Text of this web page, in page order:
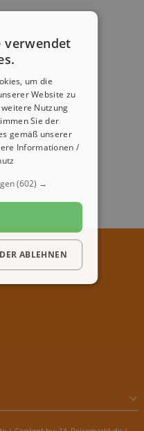
verwendet
um die
Website zu
Nutzung
Sie der
gemäß unserer
Informationen /
(602) →
ABLEHNEN